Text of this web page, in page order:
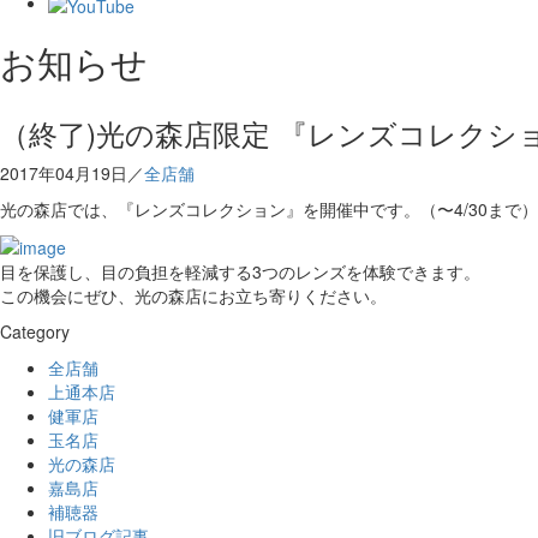
お知らせ
（終了)光の森店限定 『レンズコレクシ
2017年04月19日／全店舗
光の森店では、『レンズコレクション』を開催中です。（〜4/30まで）
目を保護し、目の負担を軽減する3つのレンズを体験できます。
この機会にぜひ、光の森店にお立ち寄りください。
Category
全店舗
上通本店
健軍店
玉名店
光の森店
嘉島店
補聴器